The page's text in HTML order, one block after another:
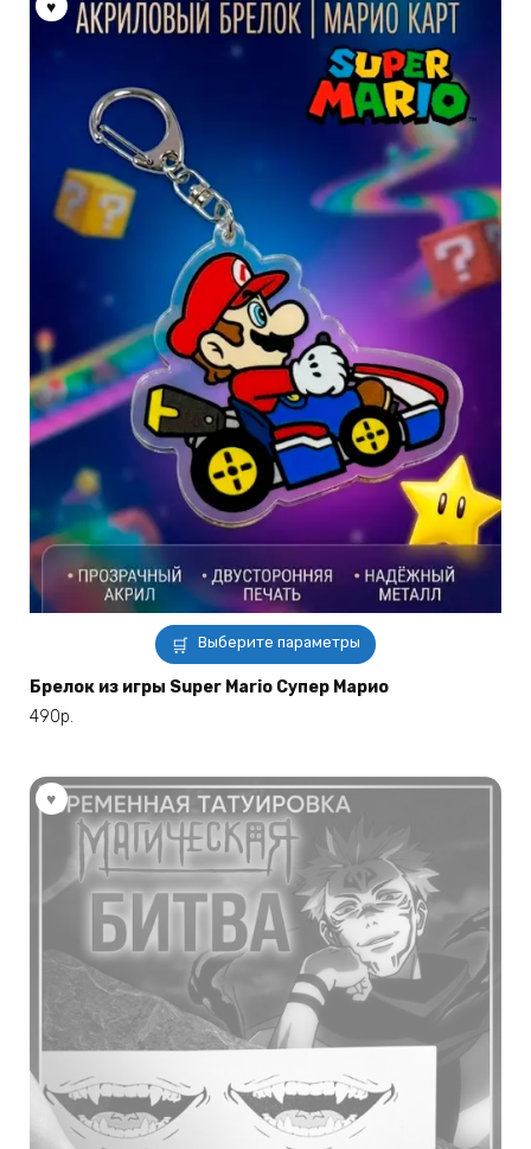
Выберите параметры
Этот
товар
имеет
можно
выбрать
на
странице
товара.
Брелок из игры Super Mario Супер Марио
490р.